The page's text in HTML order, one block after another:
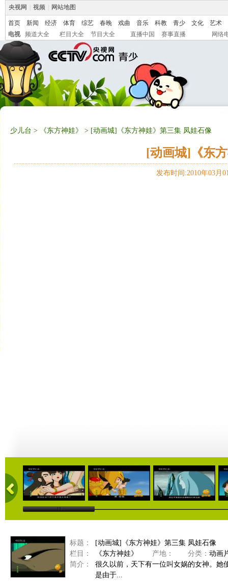
央视网 视频 网站地图
首页 新闻 经济 体育 综艺 春晚 戏曲 音乐 科教 青少 文化
艺术
电视
频道大全 栏目大全 节目大全 直播中国 赛事直播 网络
少儿台 > 《东方神娃》 > [动画城]《东方神娃》第三集 凤娃石像
[动画城]《东
发布时间:2010年03月
09:21 11:16 10:59
标题：
[动画城]《东方神娃》第三集 凤娃石像
栏目：
《东方神娃》 产地： 分类： 动画
简介：
很久以前，天下有一位叫女娲的女神。她
是由于...